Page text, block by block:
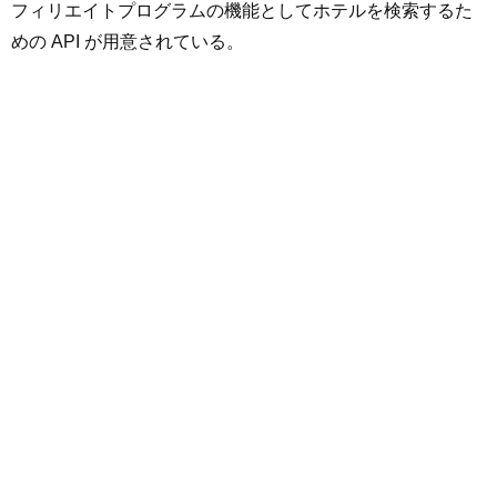
フィリエイトプログラムの機能としてホテルを検索するた
めの API が用意されている。